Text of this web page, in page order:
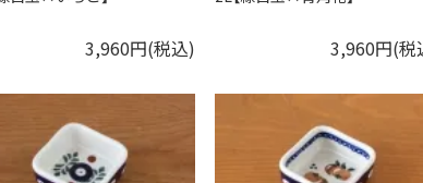
3,960円(税込) 3,960円(税